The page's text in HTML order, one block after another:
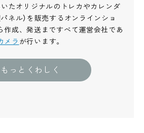
たオリジナルのトレカやカレンダ
ネル）を販売するオンラインショ
作成、発送まですべて運営会社であ
メラ が行います。
もっとくわしく